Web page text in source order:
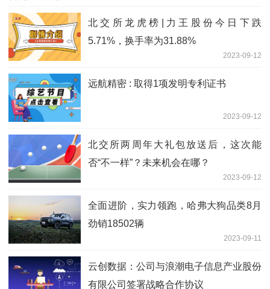
北交所龙虎榜|力王股份今日下跌
5.71%，换手率为31.88%
2023-09-12
远航精密 : 取得1项发明专利证书
2023-09-12
北交所两周年大礼包放送后，这次能
否“不一样”？未来机会在哪？
2023-09-12
全面进阶，实力领跑，哈弗大狗品类8月
劲销18502辆
2023-09-11
云创数据：公司与浪潮电子信息产业股份
有限公司签署战略合作协议